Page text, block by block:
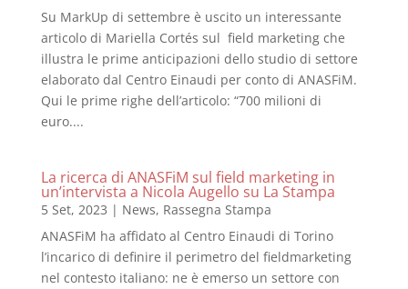
Su MarkUp di settembre è uscito un interessante
articolo di Mariella Cortés sul field marketing che
illustra le prime anticipazioni dello studio di settore
elaborato dal Centro Einaudi per conto di ANASFiM.
Qui le prime righe dell’articolo: “700 milioni di
euro....
La ricerca di ANASFiM sul field marketing in
un’intervista a Nicola Augello su La Stampa
5 Set, 2023 | News, Rassegna Stampa
ANASFiM ha affidato al Centro Einaudi di Torino
l’incarico di definire il perimetro del fieldmarketing
nel contesto italiano: ne è emerso un settore con